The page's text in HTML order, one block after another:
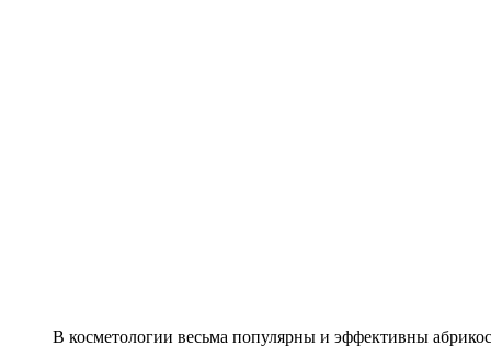
В косметологии весьма популярны и эффективны